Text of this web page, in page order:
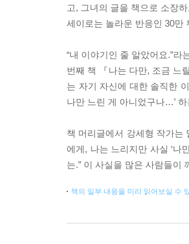
고, 그녀의 글을 책으로 소장
세이로는 놀라운 반응인 30만
“내 이야기인 줄 알았어요.”라
번째 책 『나는 다만, 조금 느
는 자기 자신에 대한 솔직한
나만 느린 게 아니었구나…’
책 머리글에서 강세형 작가는
에게, 나는 느리지만 사실 ‘나
는.” 이 사실을 많은 사람들이
책의 일부 내용을 미리 읽어보실 수